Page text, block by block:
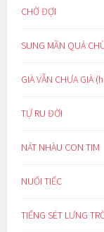
CHỜ ĐỢI
SUNG MÃN QUÁ
GIÀ VẪN CHƯA GIÀ
TỰ RU ĐỜI
NÁT NHÀU CON TIM
NUỐI TIẾC
TIẾNG SÉT LƯNG